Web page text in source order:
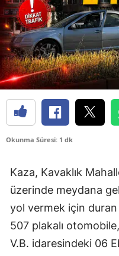
Okunma Süresi: 1 dk
Kaza, Kavaklık
üzerinde meydana
yol vermek için
507 plakalı
V.B. idaresindeki 06